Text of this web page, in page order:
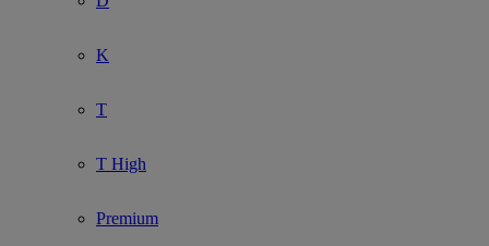
K
T
T High
Premium